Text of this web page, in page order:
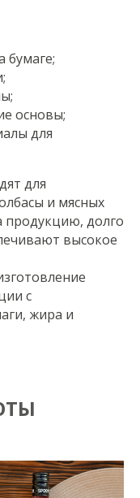
бумаге;
основы;
для
для
и мясных
продукцию, долго
высокое
с
жира и